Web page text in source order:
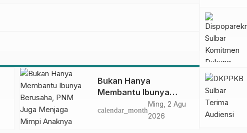
Bukan Hanya
Membantu Ibunya
Berusaha, PNM Juga
Menjaga Mimpi
calendar_month
Ming, 2 Agu
2026